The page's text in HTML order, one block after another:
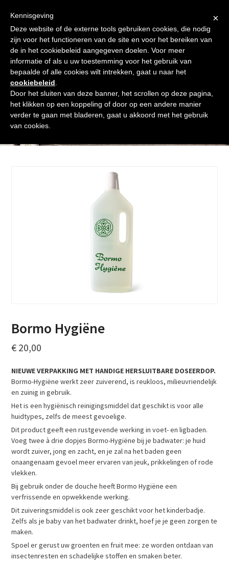
content
Afrekenen
Winkelmand Shop
Open
mobile
menu
Close
mobile
menu
Shop
Bormo Hygiëne
€ 20,00
NIEUWE VERPAKKING MET HANDIGE HERSLUITBARE DOSEERDOP.
Bormo-Hygiëne werkt zeer zuiverend, is reukloos, milieuvriendelijk
en zuinig in gebruik.
Het is een hygiënisch reinigingsmiddel dat geschikt is voor alle
huidtypes, zelfs de meest gevoelige.
Dit product geeft een rustgevende werking in voet- en ligbaden.
Voeg twee à drie dopjes Bormo-Hygiëne bij je badwater: je huid
wordt zuiver, jong en zacht, en je zal na het baden geen
onaangenaam gevoel meer ervaren van jeuk, prikkelingen of rode
vlekken.
Bij gebruik onder de douche heeft Bormo Hygiëne een
verfrissende en opwekkende werking.
Dit zuiveringsmiddel is ook zeer geschikt voor het kinderbadje.
Zelfs als je baby van het badwater drinkt, hoef je je geen zorgen te
maken.
Spoel er gerust uw groenten en fruit mee: ze worden ontdaan van
insectenresten en schadelijke stoffen en smaken beter.
×
Kennisgeving
Deze website of de externe tools gebruiken cookies, die nodig
zijn voor het functioneren van de site en voor het bereiken van
de in het cookiebeleid aangegeven doelen. Voor meer
informatie of als u uw toestemming voor het gebruik van
bepaalde of alle cookies wilt intrekken, gaat u naar het
cookiebeleid
Door het sluiten van deze banner, het scrollen op deze pagina,
het klikken op een koppeling of door op een andere manier
verder te gaan met bladeren, gaat u akkoord met het gebruik
van cookies.